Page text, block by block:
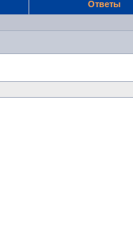
Ответы